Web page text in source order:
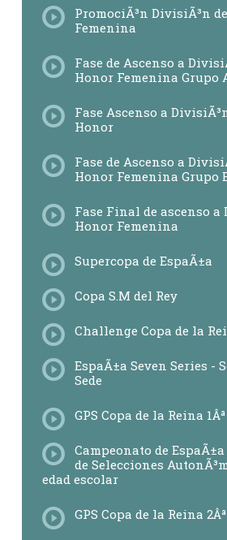
PromociÃ³n DivisiÃ³n
Femenina
Fase de Ascenso a
Honor Femenina Grupo
Fase Ascenso a
Honor
Fase de Ascenso a
Honor Femenina Grupo
Fase Final de ascenso a
Honor Femenina
Supercopa de EspaÃ±a
Copa S.M del Rey
Challenge Copa de la
EspaÃ±a Seven Series -
Sede
GPS Copa de la Reina
Campeonato de EspaÃ±a
de Selecciones
edad escolar
GPS Copa de la Reina